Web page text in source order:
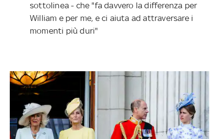
sottolinea - che "fa davvero la differenza per
William e per me, e ci aiuta ad attraversare i
momenti più duri"